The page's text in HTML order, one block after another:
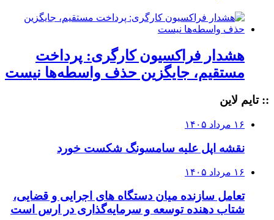
هشدار فراکسیون کارگری: پرداخت
مستقیم، جایگزین حذف واسطه‌ها نیست
:: تایم لاین
۱۶ مرداد ۱۴۰۵
نقشه اپل علیه سامسونگ شکست خورد
۱۶ مرداد ۱۴۰۵
تعامل سازنده میان دستگاه‌ های اجرایی و قضایی،
شتاب‌ دهنده توسعه و سرمایه‌گذاری در ارس است